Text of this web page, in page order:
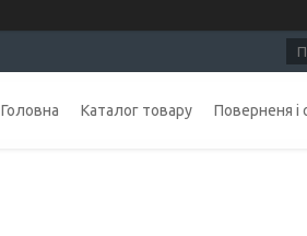
Головна Каталог товару Поверненя і